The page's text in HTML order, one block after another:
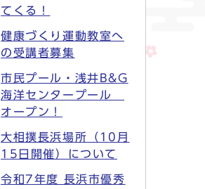
てくる！
健康づくり運動教室へ
の受講者募集
市民プール・浅井B&G
海洋センタープール
オープン！
大相撲長浜場所（10月
15日開催）について
令和7年度 長浜市優秀